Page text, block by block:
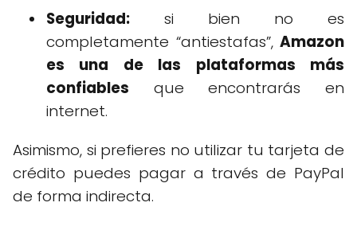
Seguridad: si bien no es
completamente “antiestafas”, Amazon
es una de las plataformas más
confiables que encontrarás en
internet.
Asimismo, si prefieres no utilizar tu tarjeta de
crédito puedes pagar a través de PayPal
de forma indirecta.